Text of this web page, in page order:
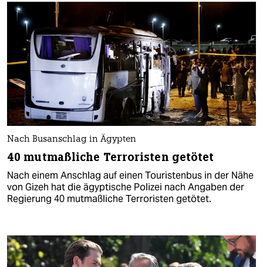
Nach Busanschlag in Ägypten
40 mutmaßliche Terroristen getötet
Nach einem Anschlag auf einen Touristenbus in der Nähe
von Gizeh hat die ägyptische Polizei nach Angaben der
Regierung 40 mutmaßliche Terroristen getötet.